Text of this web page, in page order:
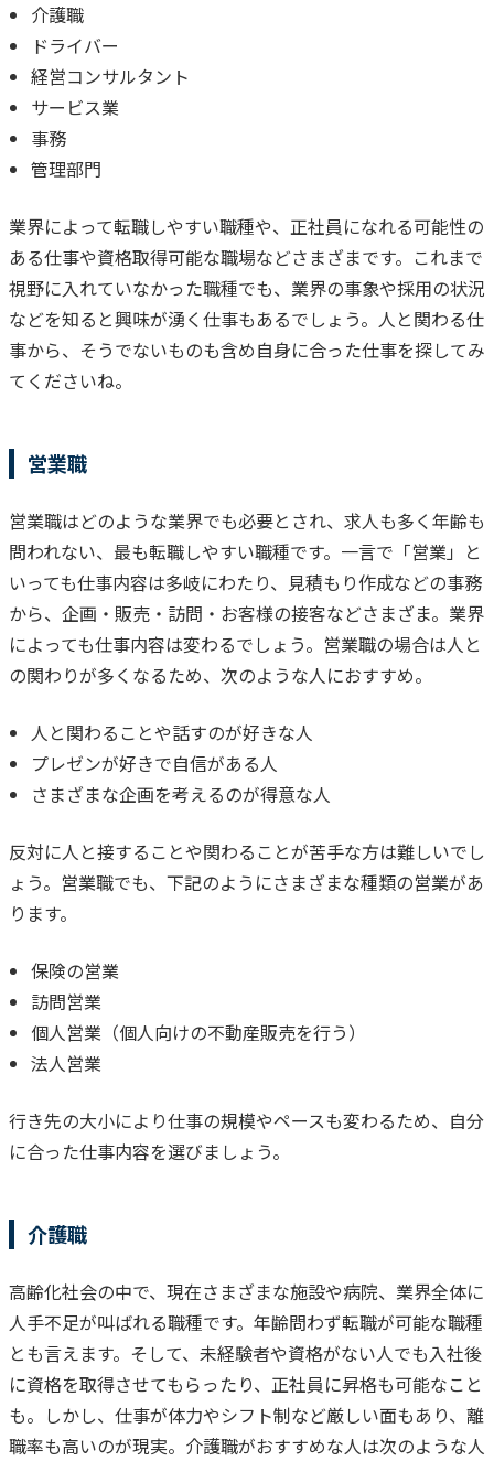
介護職
ドライバー
経営コンサルタント
サービス業
事務
管理部門
業界によって転職しやすい職種や、正社員になれる可能性の
ある仕事や資格取得可能な職場などさまざまです。これまで
視野に入れていなかった職種でも、業界の事象や採用の状況
などを知ると興味が湧く仕事もあるでしょう。 人と関わる仕
事から、そうでないものも含め自身に合った仕事を探してみ
てくださいね。
営業職
営業職はどのような業界でも必要とされ、求人も多く年齢も
問われない、最も転職しやすい職種です。一言で「営業」と
いっても仕事内容は多岐にわたり、見積もり作成などの事務
から、企画・販売・訪問・お客様の接客などさまざま。業界
によっても仕事内容は変わるでしょう。 営業職の場合は人と
の関わりが多くなるため、次のような人におすすめ。
人と関わることや話すのが好きな人
プレゼンが好きで自信がある人
さまざまな企画を考えるのが得意な人
反対に人と接することや関わることが苦手な方は難しいでし
ょう。 営業職でも、下記のようにさまざまな種類の営業があ
ります。
保険の営業
訪問営業
個人営業（個人向けの不動産販売を行う）
法人営業
行き先の大小により仕事の規模やペースも変わるため、自分
に合った仕事内容を選びましょう。
介護職
高齢化社会の中で、現在さまざまな施設や病院、業界全体に
人手不足が叫ばれる職種です。年齢問わず転職が可能な職種
とも言えます。 そして、未経験者や資格がない人でも入社後
に資格を取得させてもらったり、正社員に昇格も可能なこと
も。しかし、仕事が体力やシフト制など厳しい面もあり、離
職率も高いのが現実。 介護職がおすすめな人は次のような人